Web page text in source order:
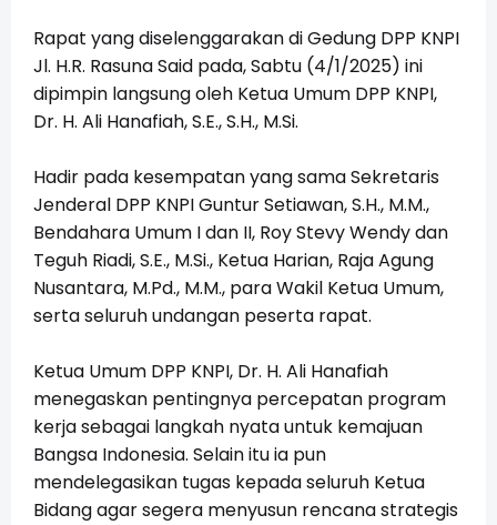
Rapat yang diselenggarakan di Gedung DPP KNPI
Jl. H.R. Rasuna Said pada, Sabtu (4/1/2025) ini
dipimpin langsung oleh Ketua Umum DPP KNPI,
Dr. H. Ali Hanafiah, S.E., S.H., M.Si.
Hadir pada kesempatan yang sama Sekretaris
Jenderal DPP KNPI Guntur Setiawan, S.H., M.M.,
Bendahara Umum I dan II, Roy Stevy Wendy dan
Teguh Riadi, S.E., M.Si., Ketua Harian, Raja Agung
Nusantara, M.Pd., M.M., para Wakil Ketua Umum,
serta seluruh undangan peserta rapat.
Ketua Umum DPP KNPI, Dr. H. Ali Hanafiah
menegaskan pentingnya percepatan program
kerja sebagai langkah nyata untuk kemajuan
Bangsa Indonesia. Selain itu ia pun
mendelegasikan tugas kepada seluruh Ketua
Bidang agar segera menyusun rencana strategis